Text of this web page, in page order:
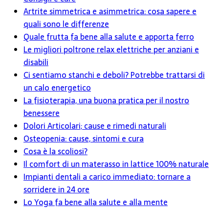
Artrite simmetrica e asimmetrica: cosa sapere e
quali sono le differenze
Quale frutta fa bene alla salute e apporta ferro
Le migliori poltrone relax elettriche per anziani e
disabili
Ci sentiamo stanchi e deboli? Potrebbe trattarsi di
un calo energetico
La fisioterapia, una buona pratica per il nostro
benessere
Dolori Articolari; cause e rimedi naturali
Osteopenia: cause, sintomi e cura
Cosa è la scoliosi?
Il comfort di un materasso in lattice 100% naturale
Impianti dentali a carico immediato: tornare a
sorridere in 24 ore
Lo Yoga fa bene alla salute e alla mente